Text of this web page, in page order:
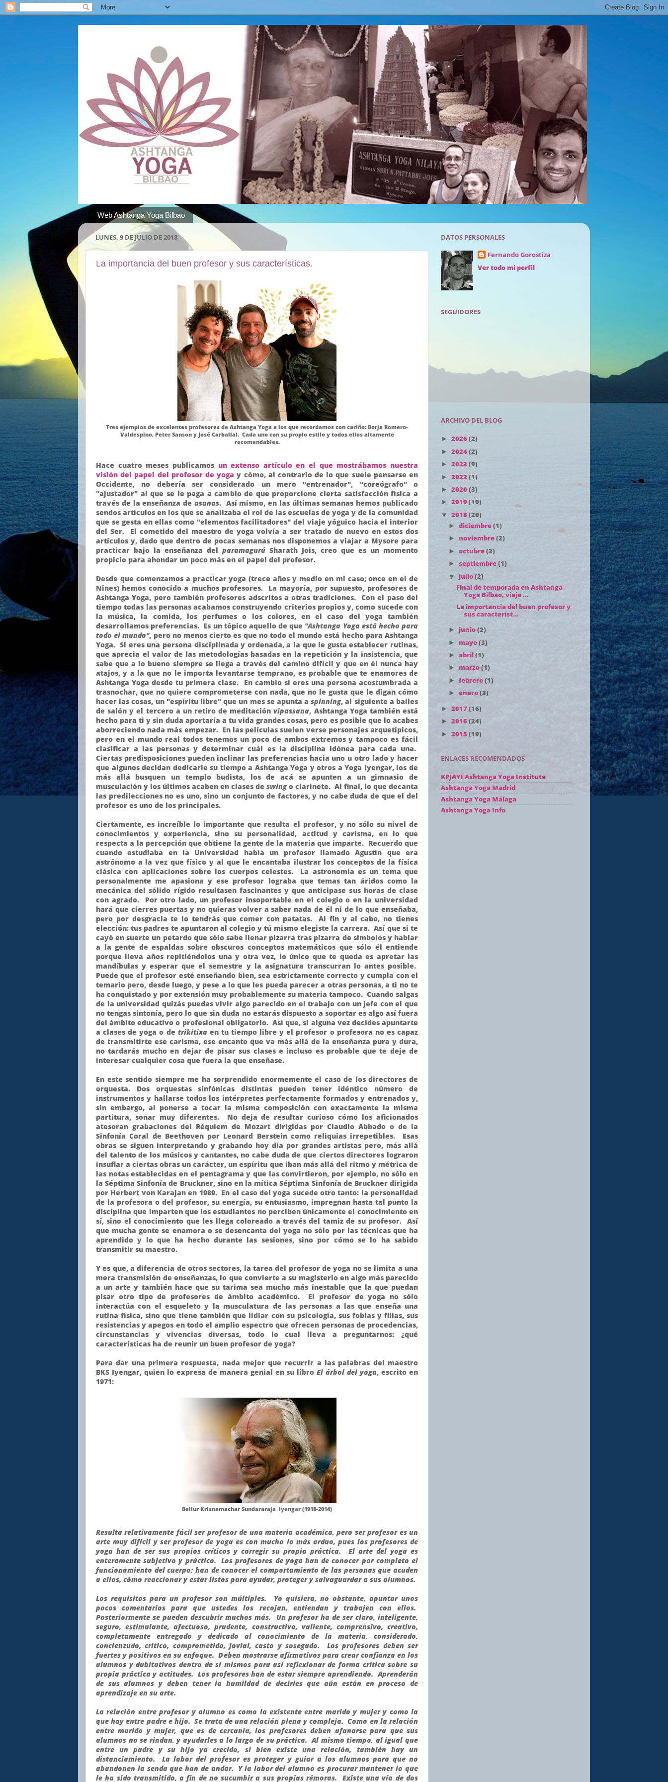
Web Ashtanga Yoga Bilbao
LUNES, 9 DE JULIO DE 2018
La importancia del buen profesor y sus características.
Tres ejemplos de excelentes profesores de Ashtanga Yoga a los que recordamos con cariño: Borja Romero-
Valdespino, Peter Sanson y José Carballal. Cada uno con su propio estilo y todos ellos altamente
recomendables.
Hace cuatro meses publicamos un extenso artículo en el que mostrábamos nuestra
visión del papel del profesor de yoga y cómo, al contrario de lo que suele pensarse en
Occidente, no debería ser considerado un mero "entrenador", "coreógrafo" o
"ajustador" al que se le paga a cambio de que proporcione cierta satisfacción física a
través de la enseñanza de asanas. Así mismo, en las últimas semanas hemos publicado
sendos artículos en los que se analizaba el rol de las escuelas de yoga y de la comunidad
que se gesta en ellas como "elementos facilitadores" del viaje yóguico hacia el interior
del Ser. El cometido del maestro de yoga volvía a ser tratado de nuevo en estos dos
artículos y, dado que dentro de pocas semanas nos disponemos a viajar a Mysore para
practicar bajo la enseñanza del paramagurú Sharath Jois, creo que es un momento
propicio para ahondar un poco más en el papel del profesor.
Desde que comenzamos a practicar yoga (trece años y medio en mi caso; once en el de
Nines) hemos conocido a muchos profesores. La mayoría, por supuesto, profesores de
Ashtanga Yoga, pero también profesores adscritos a otras tradiciones. Con el paso del
tiempo todas las personas acabamos construyendo criterios propios y, como sucede con
la música, la comida, los perfumes o los colores, en el caso del yoga también
desarrollamos preferencias. Es un tópico aquello de que "Ashtanga Yoga está hecho para
todo el mundo", pero no menos cierto es que no todo el mundo está hecho para Ashtanga
Yoga. Si eres una persona disciplinada y ordenada, a la que le gusta establecer rutinas,
que aprecia el valor de las metodologías basadas en la repetición y la insistencia, que
sabe que a lo bueno siempre se llega a través del camino difícil y que en él nunca hay
atajos, y a la que no le importa levantarse temprano, es probable que te enamores de
Ashtanga Yoga desde tu primera clase. En cambio si eres una persona acostumbrada a
trasnochar, que no quiere comprometerse con nada, que no le gusta que le digan cómo
hacer las cosas, un "espíritu libre" que un mes se apunta aspinning, al siguiente a bailes
de salón y el tercero a un retiro de meditaciónvipassana, Ashtanga Yoga también está
hecho para ti y sin duda aportaría a tu vida grandes cosas, pero es posible que lo acabes
aborreciendo nada más empezar. En las películas suelen verse personajes arquetípicos,
pero en el mundo real todos tenemos un poco de ambos extremos y tampoco es fácil
clasificar a las personas y determinar cuál es la disciplina idónea para cada una.
Ciertas predisposiciones pueden inclinar las preferencias hacia uno u otro lado y hacer
que algunos decidan dedicarle su tiempo a Ashtanga Yoga y otros a Yoga Iyengar, los de
más allá busquen un templo budista, los de acá se apunten a un gimnasio de
musculación y los últimos acaben en clases de swingo clarinete. Al final, lo que decanta
las predilecciones no es uno, sino un conjunto de factores, y no cabe duda de que el del
profesor es uno de los principales.
Ciertamente, es increíble lo importante que resulta el profesor, y no sólo su nivel de
conocimientos y experiencia, sino su personalidad, actitud y carisma, en lo que
respecta a la percepción que obtiene la gente de la materia que imparte. Recuerdo que
cuando estudiaba en la Universidad había un profesor llamado Agustín que era
astrónomo a la vez que físico y al que le encantaba ilustrar los conceptos de la física
clásica con aplicaciones sobre los cuerpos celestes. La astronomía es un tema que
personalmente me apasiona y ese profesor lograba que temas tan áridos como la
mecánica del sólido rígido resultasen fascinantes y que anticipase sus horas de clase
con agrado. Por otro lado, un profesor insoportable en el colegio o en la universidad
hará que cierres puertas y no quieras volver a saber nada de él ni de lo que enseñaba,
pero por desgracia te lo tendrás que comer con patatas. Al fin y al cabo, no tienes
elección: tus padres te apuntaron al colegio y tú mismo elegiste la carrera. Así que si te
cayó en suerte un petardo que sólo sabe llenar pizarra tras pizarra de símbolos y hablar
a la gente de espaldas sobre obscuros conceptos matemáticos que sólo él entiende
porque lleva años repitiéndolos una y otra vez, lo único que te queda es apretar las
mandíbulas y esperar que el semestre y la asignatura transcurran lo antes posible.
Puede que el profesor esté enseñando bien, sea estrictamente correcto y cumpla con el
temario pero, desde luego, y pese a lo que les pueda parecer a otras personas, a ti no te
ha conquistado y por extensión muy probablemente su materia tampoco. Cuando salgas
de la universidad quizás puedas vivir algo parecido en el trabajo con un jefe con el que
no tengas sintonía, pero lo que sin duda no estarás dispuesto a soportar es algo así fuera
del ámbito educativo o profesional obligatorio. Así que, si alguna vez decides apuntarte
a clases de yoga o de trikitixaen tu tiempo libre y el profesor o profesora no es capaz
de transmitirte ese carisma, ese encanto que va más allá de la enseñanza pura y dura,
no tardarás mucho en dejar de pisar sus clases e incluso es probable que te deje de
interesar cualquier cosa que fuera la que enseñase.
En este sentido siempre me ha sorprendido enormemente el caso de los directores de
orquesta. Dos orquestas sinfónicas distintas pueden tener idéntico número de
instrumentos y hallarse todos los intérpretes perfectamente formados y entrenados y,
sin embargo, al ponerse a tocar la misma composición con exactamente la misma
partitura, sonar muy diferentes. No deja de resultar curioso cómo los aficionados
atesoran grabaciones del Réquiem de Mozart dirigidas por Claudio Abbado o de la
Sinfonía Coral de Beethoven por Leonard Berstein como reliquias irrepetibles. Esas
obras se siguen interpretando y grabando hoy día por grandes artistas pero, más allá
del talento de los músicos y cantantes, no cabe duda de que ciertos directores lograron
insuflar a ciertas obras un carácter, un espíritu que iban más allá del ritmo y métrica de
las notas establecidas en el pentagrama y que las convirtieron, por ejemplo, no sólo en
la Séptima Sinfonía de Bruckner, sino en la mítica Séptima Sinfonía de Bruckner dirigida
por Herbert von Karajan en 1989. En el caso del yoga sucede otro tanto: la personalidad
de la profesora o del profesor, su energía, su entusiasmo, impregnan hasta tal punto la
disciplina que imparten que los estudiantes no perciben únicamente el conocimiento en
sí, sino el conocimiento que les llega coloreado a través del tamiz de su profesor. Así
que mucha gente se enamora o se desencanta del yoga no sólo por las técnicas que ha
aprendido y lo que ha hecho durante las sesiones, sino por cómo se lo ha sabido
transmitir su maestro.
Y es que, a diferencia de otros sectores, la tarea del profesor de yoga no se limita a una
mera transmisión de enseñanzas, lo que convierte a su magisterio en algo más parecido
a un arte y también hace que su tarima sea mucho más inestable que la que puedan
pisar otro tipo de profesores de ámbito académico. El profesor de yoga no sólo
interactúa con el esqueleto y la musculatura de las personas a las que enseña una
rutina física, sino que tiene también que lidiar con su psicología, sus fobias y filias, sus
resistencias y apegos en todo el amplio espectro que ofrecen personas de procedencias,
circunstancias y vivencias diversas, todo lo cual lleva a preguntarnos: ¿qué
características ha de reunir un buen profesor de yoga?
Para dar una primera respuesta, nada mejor que recurrir a las palabras del maestro
BKS Iyengar, quien lo expresa de manera genial en su libroEl árbol del yoga, escrito en
1971:
Bellur Krisnamachar Sundararaja Iyengar (1918-2014)
Resulta relativamente fácil ser profesor de una materia académica, pero ser profesor es un
arte muy difícil y ser profesor de yoga es con mucho lo más arduo, pues los profesores de
yoga han de ser sus propios críticos y corregir su propia práctica. El arte del yoga es
enteramente subjetivo y práctico. Los profesores de yoga han de conocer por completo el
funcionamiento del cuerpo; han de conocer el comportamiento de las personas que acuden
a ellos, cómo reaccionar y estar listos para ayudar, proteger y salvaguardar a sus alumnos.
Los requisitos para un profesor son múltiples. Yo quisiera, no obstante, apuntar unos
pocos comentarios para que ustedes los recojan, entiendan y trabajen con ellos.
Posteriormente se pueden descubrir muchos más. Un profesor ha de ser claro, inteligente,
seguro, estimulante, afectuoso, prudente, constructivo, valiente, comprensivo, creativo,
completamente entregado y dedicado al conocimiento de la materia, considerado,
concienzudo, crítico, comprometido, jovial, casto y sosegado. Los profesores deben ser
fuertes y positivos en su enfoque. Deben mostrarse afirmativos para crear confianza en los
alumnos y dubitativos dentro de sí mismos para así reflexionar de forma crítica sobre su
propia práctica y actitudes. Los profesores han de estar siempre aprendiendo. Aprenderán
de sus alumnos y deben tener la humildad de decirles que aún están en proceso de
aprendizaje en su arte.
La relación entre profesor y alumno es como la existente entre marido y mujer y como la
que hay entre padre e hijo. Se trata de una relación plena y compleja. Como en la relación
entre marido y mujer, que es de cercanía, los profesores deben afanarse para que sus
alumnos no se rindan, y ayudarles a lo largo de su práctica. Al mismo tiempo, al igual que
entre un padre y su hijo ya crecido, si bien existe una relación, también hay un
distanciamiento. La labor del profesor es proteger y guiar a los alumnos para que no
abandonen la senda que han de andar. Y la labor del alumno es procurar mantener lo que
le ha sido transmitido, a fin de no sucumbir a sus propias rémoras. Existe una vía de dos
DATOS PERSONALES
Fernando Gorostiza
Ver todo mi perfil
SEGUIDORES
ARCHIVO DEL BLOG
► 2026(2)
► 2024(2)
► 2023 (9)
► 2022 (1)
► 2020(3)
► 2019(19)
▼ 2018 (20)
►diciembre(1)
► noviembre(2)
►octubre(3)
►septiembre(1)
▼julio(2)
Final de temporada en Ashtanga
Yoga Bilbao, viaje ...
La importancia del buen profesor y
sus característ...
► junio(2)
►mayo(3)
►abril(1)
►marzo(1)
►febrero(1)
►enero(3)
► 2017(16)
► 2016 (24)
► 2015 (19)
ENLACES RECOMENDADOS
KPJAYI Ashtanga Yoga Institute
Ashtanga Yoga Madrid
Ashtanga Yoga Málaga
Ashtanga Yoga Info